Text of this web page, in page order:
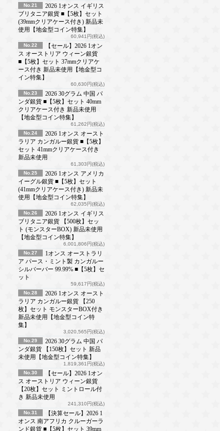
No.21
2026 1オンス イギリス
ブリタニア銀貨 ■【5枚】セット
(39mmクリアケース付き) 新品未
使用【地金型コイン特集】
60,941円(税込)
No.22
【セール】2026 1オン
ス オーストリア ウィーン銀貨
■【5枚】セット 37mmクリアケ
ース付き 新品未使用【地金型コ
イン特集】
60,630円(税込)
No.23
2026 30グラム 中国 パ
ンダ銀貨 ■【5枚】セット 40mm
クリアケース付き 新品未使用
【地金型コイン特集】
61,262円(税込)
No.24
2026 1オンス オースト
ラリア カンガルー銀貨 ■【5枚】
セット 41mmクリアケース付き
新品未使用
61,303円(税込)
No.25
2026 1オンス アメリカ
イーグル銀貨 ■【5枚】セット
(41mmクリアケース付き) 新品未
使用【地金型コイン特集】
62,035円(税込)
No.26
2026 1オンス イギリス
ブリタニア銀貨 【500枚】セッ
ト (モンスターBOX) 新品未使用
【地金型コイン特集】
6,001,806円(税込)
No.27
1オンス オーストラリ
ア パース・ミント製 カンガルー
シルバーバー 99.99% ■【5枚】セ
ット
59,617円(税込)
No.28
2026 1オンス オースト
ラリア カンガルー銀貨 【250
枚】セット モンスターBOX付き
新品未使用【地金型コイン特
集】
3,020,565円(税込)
No.29
2026 30グラム 中国 パ
ンダ銀貨 【150枚】セット 新品
未使用【地金型コイン特集】
1,819,361円(税込)
No.30
【セール】2026 1オン
ス オーストリア ウィーン銀貨
【20枚】セット ミントロール付
き 新品未使用
241,310円(税込)
No.31
【決算セール】2026 1
オンス 南アフリカ クルーガーラ
ンド銀貨 ■【5枚】セット 39mm